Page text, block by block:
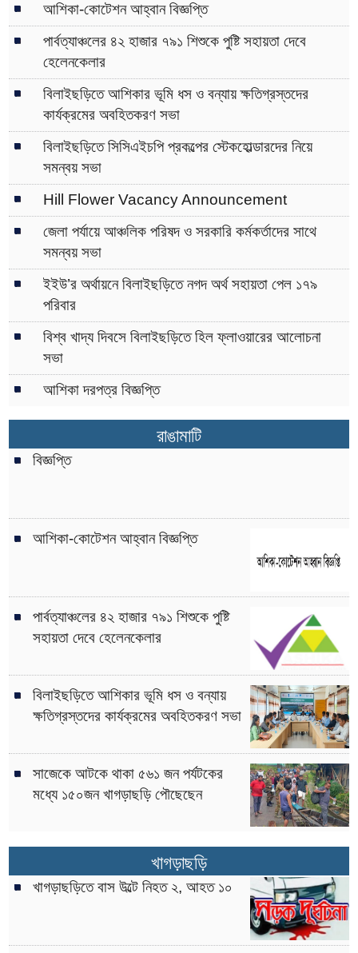
আশিকা-কোটেশন আহ্বান বিজ্ঞপ্তি
পার্বত্যাঞ্চলের ৪২ হাজার ৭৯১ শিশুকে পুষ্টি সহায়তা দেবে
হেলেনকেলার
বিলাইছড়িতে আশিকার ভূমি ধস ও বন্যায় ক্ষতিগ্রস্তদের
কার্যক্রমের অবহিতকরণ সভা
বিলাইছড়িতে সিসিএইচপি প্রকল্পের স্টেকহোল্ডারদের নিয়ে
সমন্বয় সভা
Hill Flower Vacancy Announcement
জেলা পর্যায়ে আঞ্চলিক পরিষদ ও সরকারি কর্মকর্তাদের সাথে
সমন্বয় সভা
ইইউ’র অর্থায়নে বিলাইছড়িতে নগদ অর্থ সহায়তা পেল ১৭৯
পরিবার
বিশ্ব খাদ্য দিবসে বিলাইছড়িতে হিল ফ্লাওয়ারের আলোচনা
সভা
আশিকা দরপত্র বিজ্ঞপ্তি
রাঙামাটি
বিজ্ঞপ্তি
আশিকা-কোটেশন আহ্বান বিজ্ঞপ্তি
পার্বত্যাঞ্চলের ৪২ হাজার ৭৯১ শিশুকে পুষ্টি
সহায়তা দেবে হেলেনকেলার
বিলাইছড়িতে আশিকার ভূমি ধস ও বন্যায়
ক্ষতিগ্রস্তদের কার্যক্রমের অবহিতকরণ সভা
সাজেকে আটকে থাকা ৫৬১ জন পর্যটকের
মধ্যে ১৫০জন খাগড়াছড়ি পৌছেছেন
খাগড়াছড়ি
খাগড়াছড়িতে বাস উল্টে নিহত ২, আহত ১০